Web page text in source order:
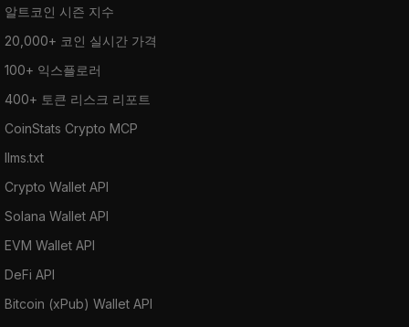
알트코인 시즌 지수
20,000+ 코인 실시간 가격
100+ 익스플로러
400+ 토큰 리스크 리포트
CoinStats Crypto MCP
llms.txt
Crypto Wallet API
Solana Wallet API
EVM Wallet API
DeFi API
Bitcoin (xPub) Wallet API